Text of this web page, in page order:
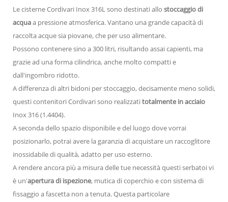
Le cisterne Cordivari Inox 316L sono destinati allo stoccaggio di
acquaa pressione atmosferica. Vantano una grande capacità di
raccolta acque sia piovane, che per uso alimentare.
Possono contenere sino a 300 litri, risultando assai capienti, ma
grazie ad una forma cilindrica, anche molto compatti e
dall'ingombro ridotto.
A differenza di altri bidoni per stoccaggio, decisamente meno solidi,
questi contenitori Cordivari sono realizzatitotalmente in acciaio
Inox 316 (1.4404).
A seconda dello spazio disponibile e del luogo dove vorrai
posizionarlo, potrai avere la garanzia di acquistare un raccoglitore
inossidabile di qualità, adatto per uso esterno.
A rendere ancora più a misura delle tue necessità questi serbatoi vi
è un'apertura di ispezione, mutica di coperchio e con sistema di
fissaggio a fascetta non a tenuta. Questa particolare